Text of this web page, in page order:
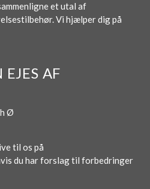
et utal af
Vi hjælper dig på
AF
Ø
til os på
du har forslag til forbedringer